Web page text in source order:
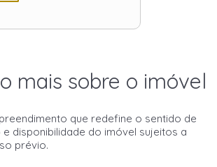
mais sobre o imóvel
que redefine o sentido de
disponibilidade do imóvel sujeitos a
prévio.